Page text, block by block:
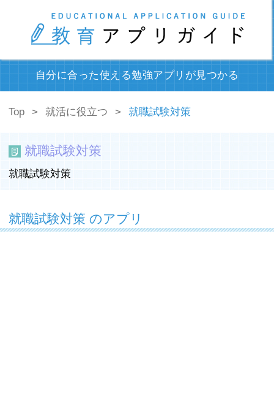
自分に合った使える勉強アプリが見つかる
Top 就活に役立つ 就職試験対策
就職試験対策
就職試験対策
就職試験対策 のアプリ